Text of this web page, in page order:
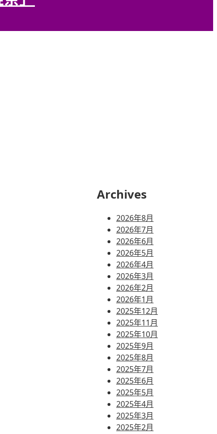
Archives
2026年8月
2026年7月
2026年6月
2026年5月
2026年4月
2026年3月
2026年2月
2026年1月
2025年12月
2025年11月
2025年10月
2025年9月
2025年8月
2025年7月
2025年6月
2025年5月
2025年4月
2025年3月
2025年2月